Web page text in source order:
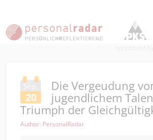
Sep.
20
Die Vergeudung
jugendlichem
Triumph der
Author: PersonalRadar